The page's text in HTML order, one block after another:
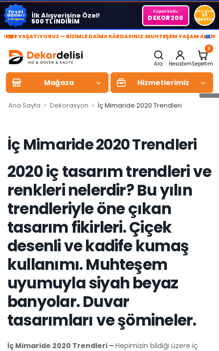
Fırsat
Günleri
1-30 Ağustos İlk Alışverişine Özel!
500 TL İNDİRİM
Kupon kodu:
DEKOR200
Son gün
30
Ağustos
»
YAŞATIYORUZ — BİZİMLE DAİMA KÂRDASINIZ.MUHTEŞEM YAŞAM «
Ara Hesabım
0
Sepetim
Mağaza Hizmetlerimiz
Ana Sayfa > Dekorasyon > İç Mimaride 2020 Trendleri
İç Mimaride 2020 Trendleri
2020 iç tasarım trendleri ve
renkleri nelerdir? Bu yılın
trendleriyle öne çıkan
tasarım fikirleri. Çiçek
desenli ve kadife kumaş
kullanımı. Muhteşem
uyumuyla siyah beyaz
banyolar. Duvar
tasarımları ve şömineler.
İç Mimaride 2020 Trendleri – Hepimizin bildiği üzere iç